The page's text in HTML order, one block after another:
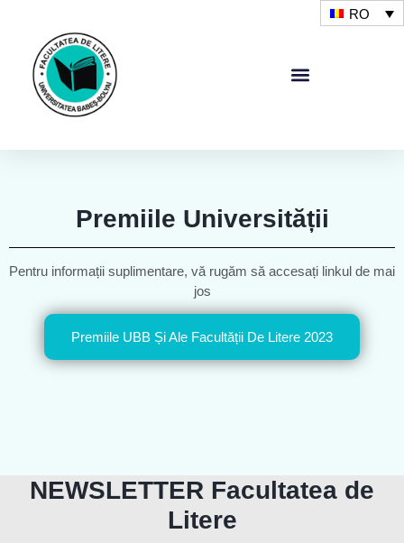
RO
Premiile Universității
Pentru informații suplimentare, vă rugăm să accesați linkul de mai
jos
Premiile UBB Și Ale Facultății De Litere 2023
NEWSLETTER Facultatea de
Litere